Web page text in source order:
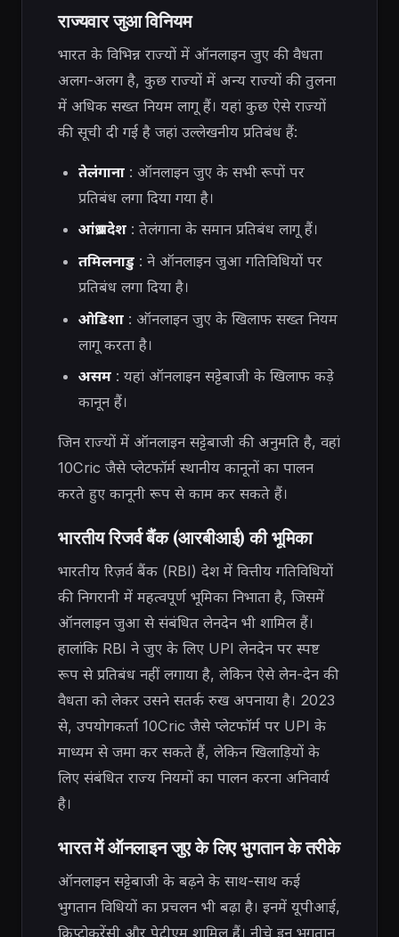
राज्यवार जुआ विनियम
भारत के विभिन्न राज्यों में ऑनलाइन जुए की वैधता
अलग-अलग है, कुछ राज्यों में अन्य राज्यों की तुलना
में अधिक सख्त नियम लागू हैं। यहां कुछ ऐसे राज्यों
की सूची दी गई है जहां उल्लेखनीय प्रतिबंध हैं:
तेलंगाना: ऑनलाइन जुए के सभी रूपों पर
प्रतिबंध लगा दिया गया है।
आंध्र प्रदेश: तेलंगाना के समान प्रतिबंध लागू हैं।
तमिलनाडु: ने ऑनलाइन जुआ गतिविधियों पर
प्रतिबंध लगा दिया है।
ओडिशा: ऑनलाइन जुए के खिलाफ सख्त नियम
लागू करता है।
असम: यहां ऑनलाइन सट्टेबाजी के खिलाफ कड़े
कानून हैं।
जिन राज्यों में ऑनलाइन सट्टेबाजी की अनुमति है, वहां
10Cric जैसे प्लेटफॉर्म स्थानीय कानूनों का पालन
करते हुए कानूनी रूप से काम कर सकते हैं।
भारतीय रिजर्व बैंक (आरबीआई) की भूमिका
भारतीय रिज़र्व बैंक (RBI) देश में वित्तीय गतिविधियों
की निगरानी में महत्वपूर्ण भूमिका निभाता है, जिसमें
ऑनलाइन जुआ से संबंधित लेनदेन भी शामिल हैं।
हालांकि RBI ने जुए के लिए UPI लेनदेन पर स्पष्ट
रूप से प्रतिबंध नहीं लगाया है, लेकिन ऐसे लेन-देन की
वैधता को लेकर उसने सतर्क रुख अपनाया है। 2023
से, उपयोगकर्ता 10Cric जैसे प्लेटफॉर्म पर UPI के
माध्यम से जमा कर सकते हैं, लेकिन खिलाड़ियों के
लिए संबंधित राज्य नियमों का पालन करना अनिवार्य
है।
भारत में ऑनलाइन जुए के लिए भुगतान के तरीके
ऑनलाइन सट्टेबाजी के बढ़ने के साथ-साथ कई
भुगतान विधियों का प्रचलन भी बढ़ा है। इनमें यूपीआई,
क्रिप्टोकरेंसी और पेटीएम शामिल हैं। नीचे इन भुगतान